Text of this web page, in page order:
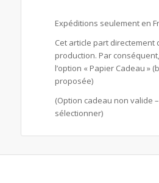
Expéditions seulement en
Cet article part directement
production. Par
l’option « Papier Cadeau »
proposée)
(Option cadeau non valide
sélectionner)